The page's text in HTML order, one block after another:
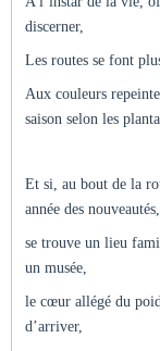
discerner,
Les routes se font
Aux couleurs
saison selon les
Et si, au bout de la
année des nouveautés,
se trouve un lieu
un musée,
le cœur allégé du
d’arriver,